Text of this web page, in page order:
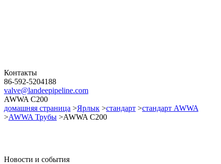
Контакты
86-592-5204188
valve@landeepipeline.com
AWWA C200
домашняя страница >Ярлык >стандарт >стандарт AWWA
>AWWA Трубы >AWWA C200
Новости и события